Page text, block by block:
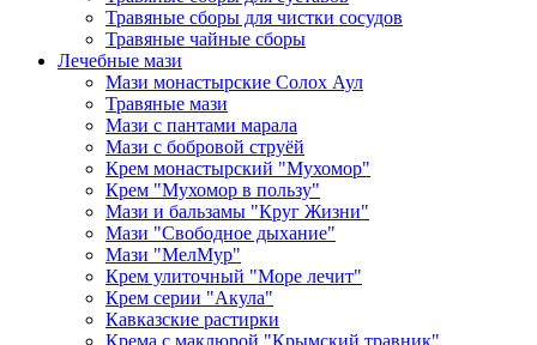
Травяные сборы для чистки сосудов
Травяные чайные сборы
Лечебные мази
Мази монастырские Солох Аул
Травяные мази
Мази с пантами марала
Мази с бобровой струёй
Крем монастырский "Мухомор"
Крем "Мухомор в пользу"
Мази и бальзамы "Круг Жизни"
Мази "Свободное дыхание"
Мази "МелМур"
Крем улиточный "Море лечит"
Крем серии "Акула"
Кавказские растирки
Крема с маклюрой "Крымский травник"